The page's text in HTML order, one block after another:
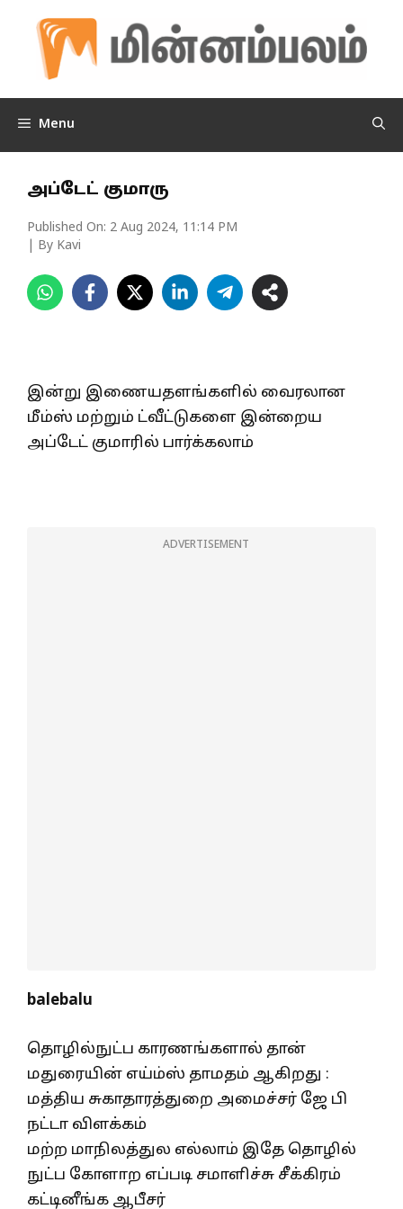
content
Menu
அப்டேட் குமாரு
Published On: 2 Aug 2024, 11:14 PM
| By Kavi
இன்று இணையதளங்களில் வைரலான
மீம்ஸ் மற்றும் ட்வீட்டுகளை இன்றைய
அப்டேட் குமாரில் பார்க்கலாம்
ADVERTISEMENT
balebalu
தொழில்நுட்ப காரணங்களால் தான்
மதுரையின் எய்ம்ஸ் தாமதம் ஆகிறது :
மத்திய சுகாதாரத்துறை அமைச்சர் ஜே பி
நட்டா விளக்கம்
மற்ற மாநிலத்துல எல்லாம் இதே தொழில்
நுட்ப கோளாற எப்படி சமாளிச்சு சீக்கிரம்
கட்டினீங்க ஆபீசர்